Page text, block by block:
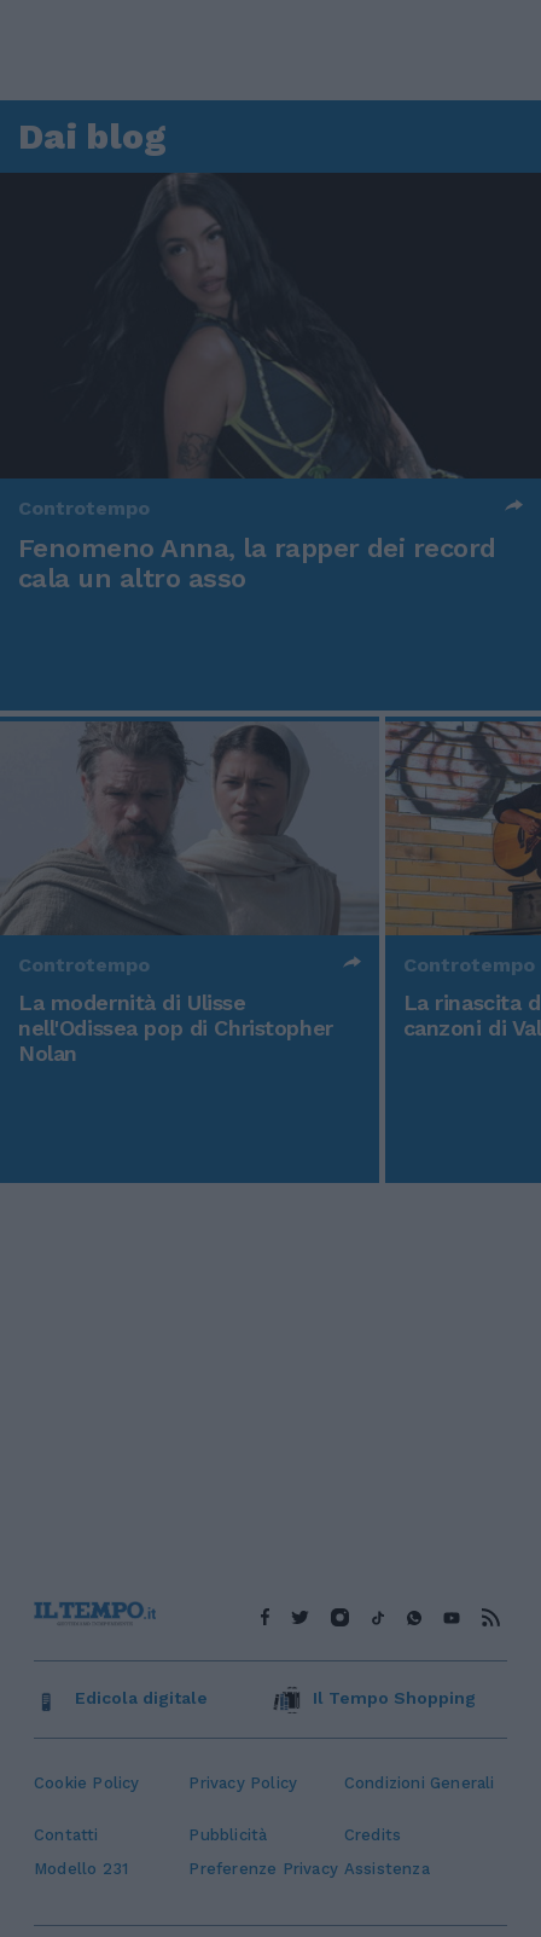
Dai blog
Controtempo
Fenomeno Anna, la rapper dei record
cala un altro asso
Controtempo
La modernità di Ulisse
nell'Odissea pop di Christopher
Nolan
Controtempo
La rinascita
canzoni di
Cookie Policy Privacy Policy Condizioni Generali
Contatti Pubblicità
Credits
Modello 231
Preferenze Privacy Assistenza
Edicola digitale Il Tempo Shopping